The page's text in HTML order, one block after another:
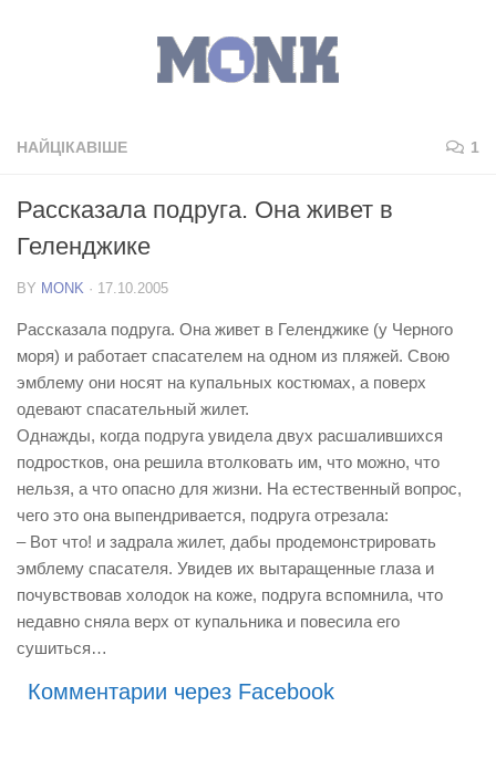
НАЙЦІКАВІШЕ 1
Рассказала подруга. Она живет в
Геленджике
BY MONK · 17.10.2005
Рассказала подруга. Она живет в Геленджике (у Черного
моря) и работает спасателем на одном из пляжей. Свою
эмблему они носят на купальных костюмах, а поверх
одевают спасательный жилет.
Однажды, когда подруга увидела двух расшалившихся
подростков, она решила втолковать им, что можно, что
нельзя, а что опасно для жизни. На естественный вопрос,
чего это она выпендривается, подруга отрезала:
– Вот что! и задрала жилет, дабы продемонстрировать
эмблему спасателя. Увидев их вытаращенные глаза и
почувствовав холодок на коже, подруга вспомнила, что
недавно сняла верх от купальника и повесила его
сушиться…
Комментарии через Facebook